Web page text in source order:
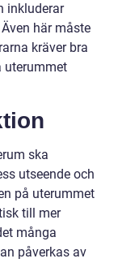
inkluderar
här måste
kräver bra
uterummet
ska
utseende och
på uterummet
till mer
många
påverkas av